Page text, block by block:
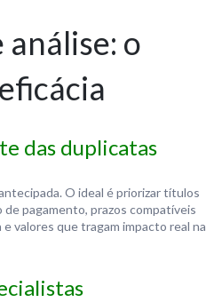
análise: o
das duplicatas
O ideal é priorizar títulos
pagamento, prazos compatíveis
valores que tragam impacto real na